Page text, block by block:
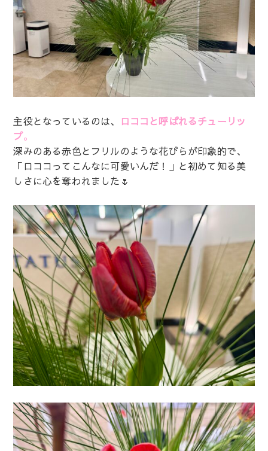
主役となっているのは、
ロココと呼ばれるチューリッ
プ。
深みのある赤色とフリルのような花びらが印象的で、
「ロココってこんなに可愛いんだ！」と初めて知る美
しさに心を奪われました🌷